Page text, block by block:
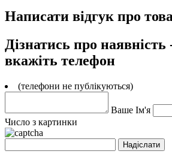
Написати відгук про
Дізнатись про наявність
вкажіть телефон
(телефони не публікуються)
Ваше Ім'я
Число з картинки